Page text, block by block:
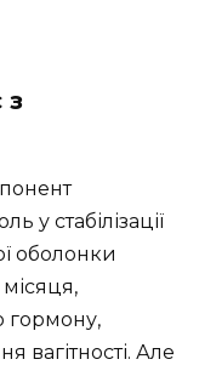
з
у стабілізації
оболонки
гормону,
вагітності. Але